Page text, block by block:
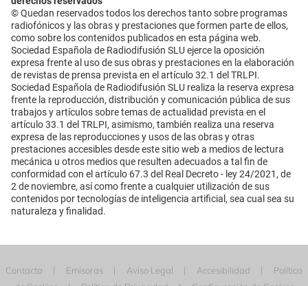
© Quedan reservados todos los derechos tanto sobre programas
radiofónicos y las obras y prestaciones que formen parte de ellos,
como sobre los contenidos publicados en esta página web.
Sociedad Española de Radiodifusión SLU ejerce la oposición
expresa frente al uso de sus obras y prestaciones en la elaboración
de revistas de prensa prevista en el artículo 32.1 del TRLPI.
Sociedad Española de Radiodifusión SLU realiza la reserva expresa
frente la reproducción, distribución y comunicación pública de sus
trabajos y artículos sobre temas de actualidad prevista en el
artículo 33.1 del TRLPI, asimismo, también realiza una reserva
expresa de las reproducciones y usos de las obras y otras
prestaciones accesibles desde este sitio web a medios de lectura
mecánica u otros medios que resulten adecuados a tal fin de
conformidad con el artículo 67.3 del Real Decreto - ley 24/2021, de
2 de noviembre, así como frente a cualquier utilización de sus
contenidos por tecnologías de inteligencia artificial, sea cual sea su
naturaleza y finalidad.
Contacta Emisoras Aviso Legal Accesibilidad
Política